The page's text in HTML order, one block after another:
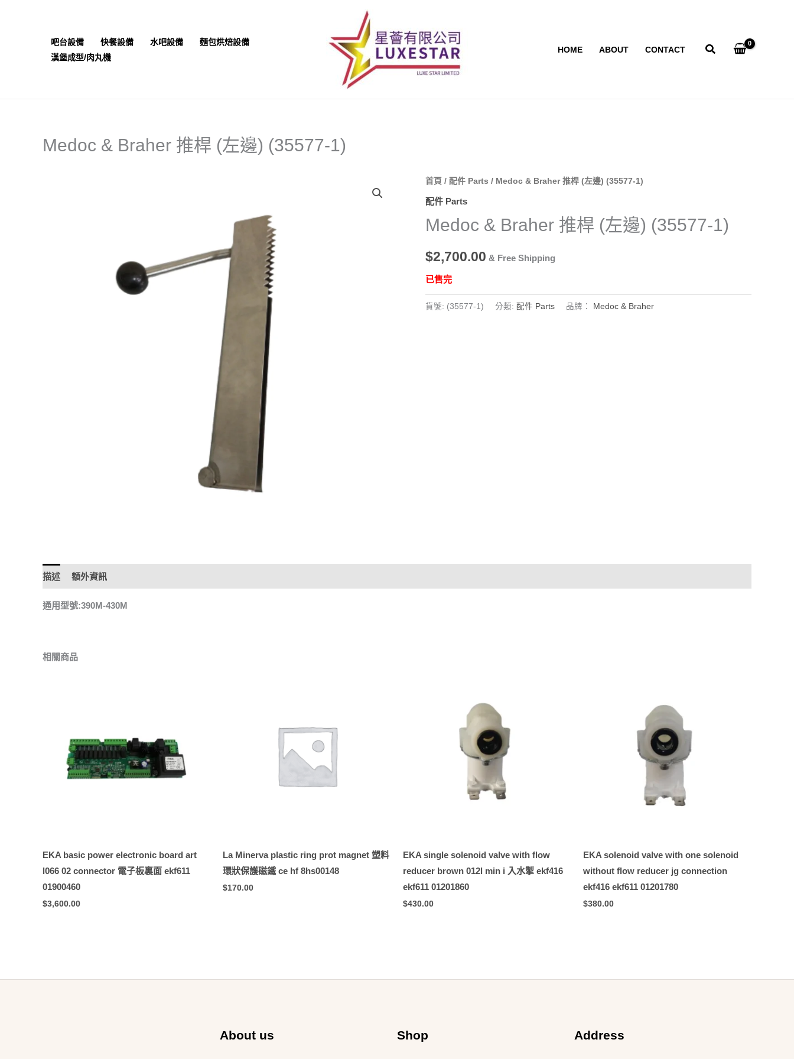
吧台設備 快餐設備 水吧設備
麵包烘焙設備
漢堡成型/肉丸機
HOME ABOUT CONTACT
Medoc & Braher 推桿 (左邊) (35577-1)
首頁 / 配件 Parts / Medoc & Braher 推桿 (左邊) (35577-1)
配件 Parts
Medoc & Braher 推桿 (左邊) (35577-1)
$2,700.00 & Free Shipping
已售完
貨號: (35577-1) 分類: 配件 Parts 品牌： Medoc & Braher
描述 額外資訊
通用型號:390M-430M
相關商品
EKA basic power electronic board art
l066 02 connector 電子板裏面 ekf611
01900460
$3,600.00
La Minerva plastic ring prot magnet 塑料
環狀保護磁鐵 ce hf 8hs00148
$170.00
EKA single solenoid valve with flow
reducer brown 012l min i 入水掣 ekf416
ekf611 01201860
$430.00
EKA solenoid valve with one solenoid
without flow reducer jg connection
ekf416 ekf611 01201780
$380.00
About us Shop Address